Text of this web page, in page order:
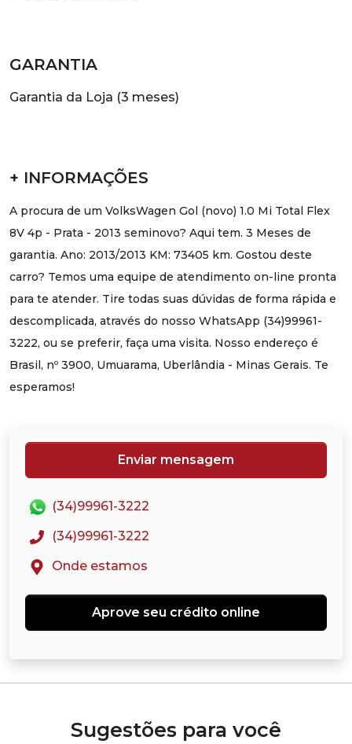
GARANTIA
Garantia da Loja (3 meses)
+ INFORMAÇÕES
A procura de um VolksWagen Gol (novo) 1.0 Mi Total Flex
8V 4p - Prata - 2013 seminovo? Aqui tem. 3 Meses de
garantia. Ano: 2013/2013 KM: 73405 km. Gostou deste
carro? Temos uma equipe de atendimento on-line pronta
para te atender. Tire todas suas dúvidas de forma rápida e
descomplicada, através do nosso WhatsApp (34)99961-
3222, ou se preferir, faça uma visita. Nosso endereço é
Brasil, nº 3900, Umuarama, Uberlândia - Minas Gerais. Te
esperamos!
Enviar mensagem
(34)99961-3222
(34)99961-3222
Onde estamos
Aprove seu crédito online
Sugestões para você